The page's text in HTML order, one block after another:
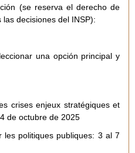
(se reserva el derecho de
decisiones del INSP):
una opción principal y
crises enjeux stratégiques et
de octubre de 2025
les politiques publiques: 3 al 7